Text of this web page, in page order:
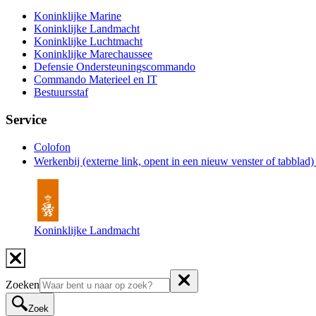
Koninklijke Marine
Koninklijke Landmacht
Koninklijke Luchtmacht
Koninklijke Marechaussee
Defensie Ondersteuningscommando
Commando Materieel en IT
Bestuursstaf
Service
Colofon
Werkenbij (externe link, opent in een nieuw venster of tabblad)
Koninklijke Landmacht
Zoeken
Zoek